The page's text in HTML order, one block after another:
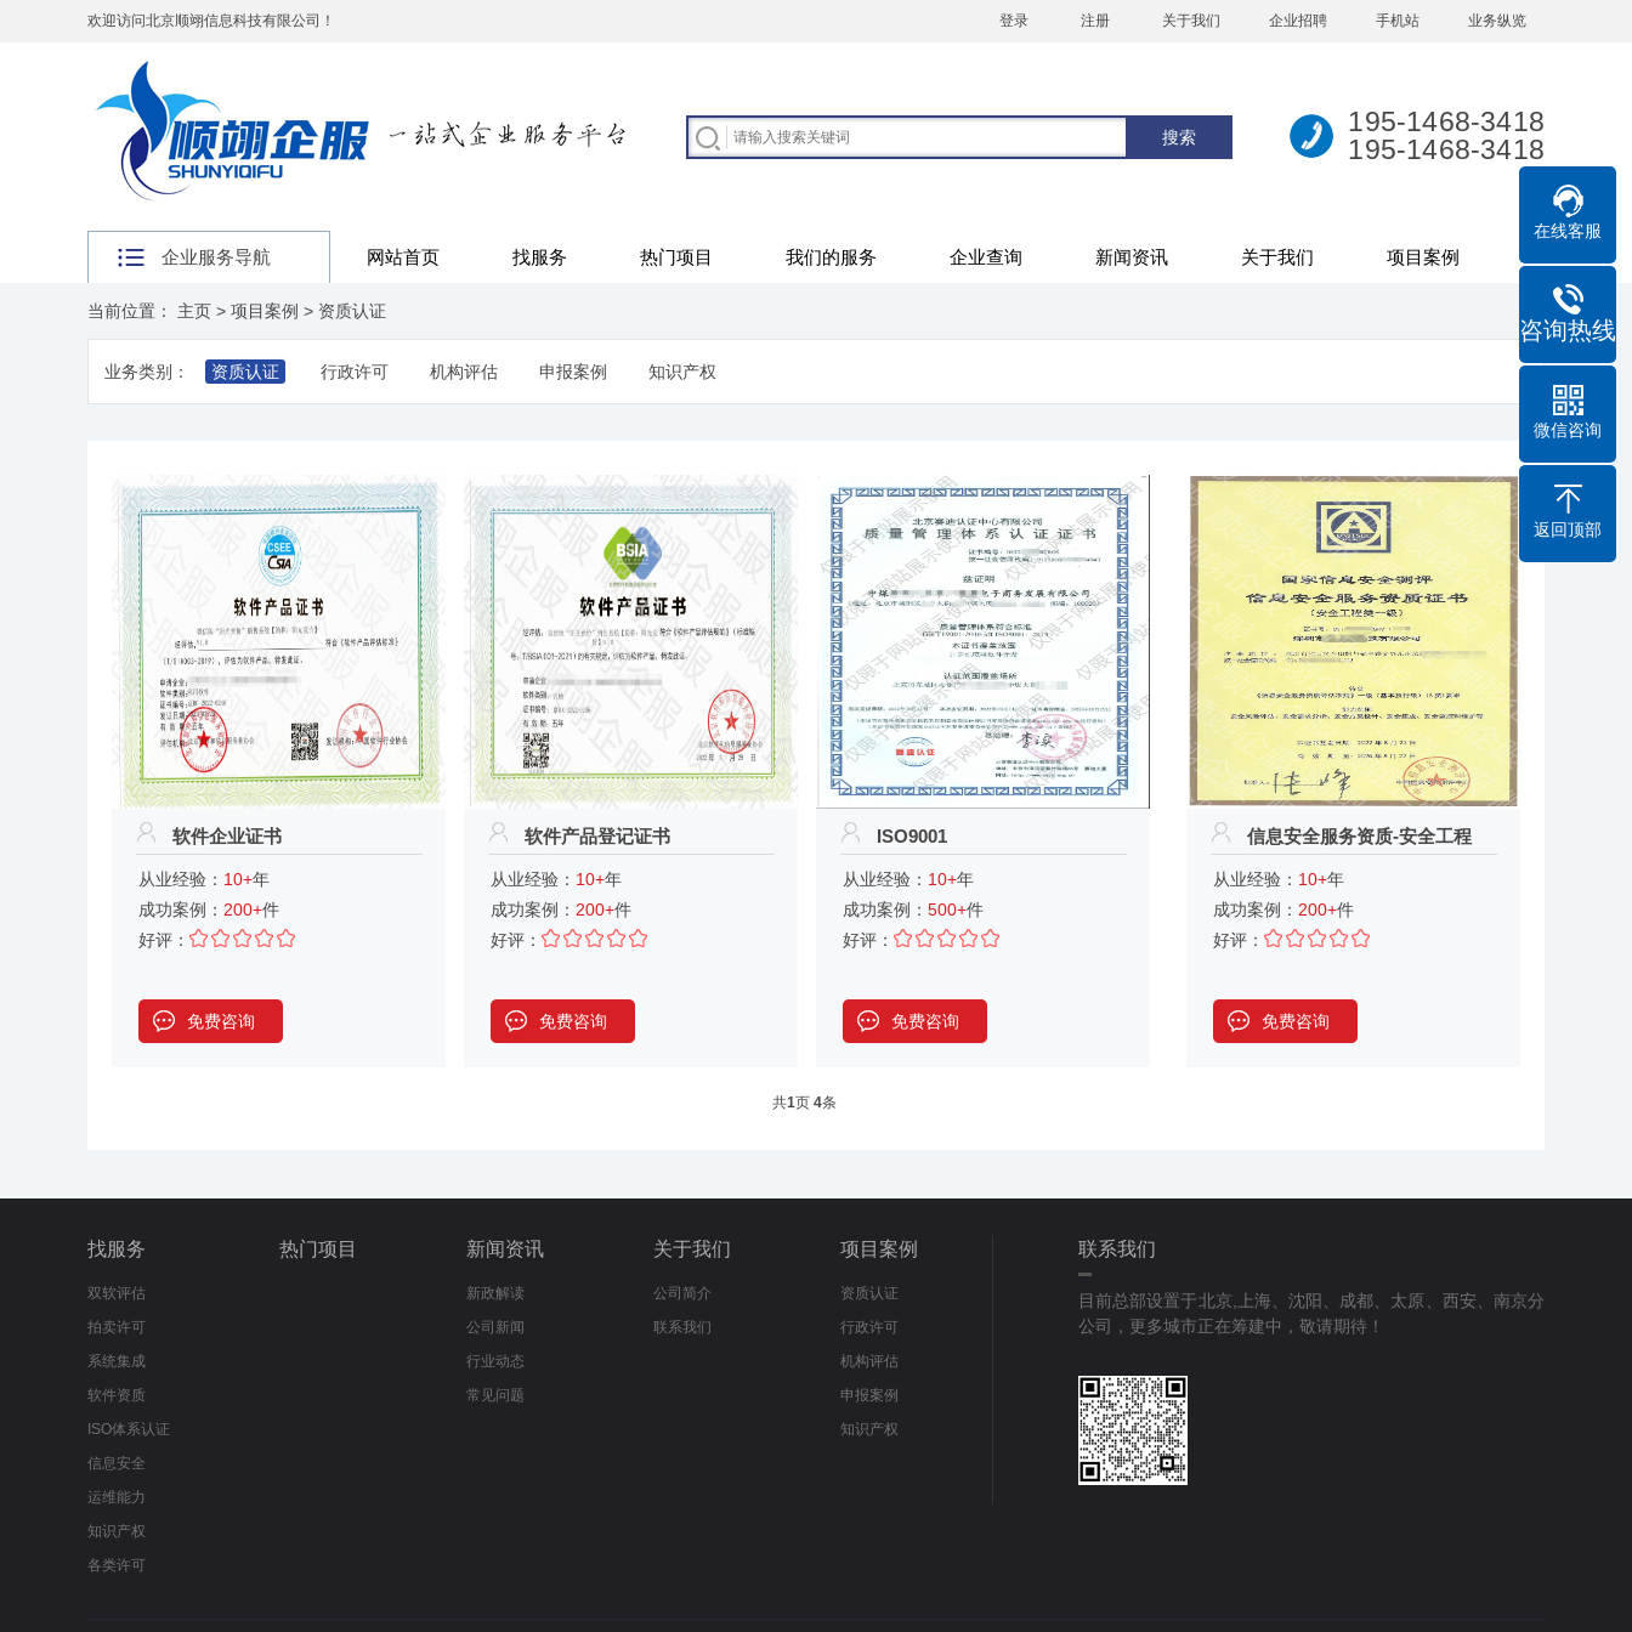
欢迎访问北京顺翊信息科技有限公司！ 登录 注册 关于我们 企业招聘 手机站 业务纵览
195-1468-3418
195-1468-3418
企业服务导航 网站首页 找服务 热门项目 我们的服务 企业查询 新闻资讯 关于我们 项目案例
当前位置： 主页 > 项目案例 > 资质认证
业务类别： 资质认证 行政许可 机构评估 申报案例 知识产权
软件企业证书
从业经验： 10+年
成功案例： 200+件
好评：
免费咨询
软件产品登记证书
从业经验： 10+年
成功案例： 200+件
好评：
免费咨询
ISO9001
从业经验： 10+年
成功案例： 500+件
好评：
免费咨询
信息安全服务资质-安全工程
从业经验： 10+年
成功案例： 200+件
好评：
免费咨询
共1页 4条
找服务
双软评估
拍卖许可
系统集成
软件资质
ISO体系认证
信息安全
运维能力
知识产权
各类许可
热门项目 新闻资讯
新政解读
公司新闻
行业动态
常见问题
关于我们
公司简介
联系我们
项目案例
资质认证
行政许可
机构评估
申报案例
知识产权
联系我们
目前总部设置于北京,上海、沈阳、成都、太原、西安、南京分
公司，更多城市正在筹建中，敬请期待！
在线客服
咨询热线
微信咨询
返回顶部